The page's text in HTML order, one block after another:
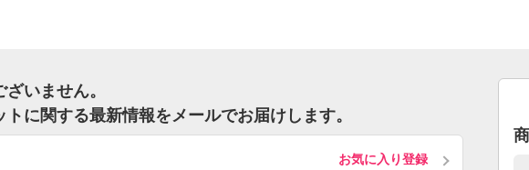
いません。
に関する最新情報をメールでお届けします。
お気に入り登録